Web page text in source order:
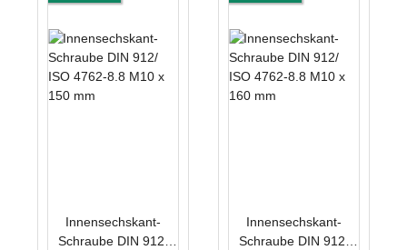
Innensechskant-
Schraube DIN 912/
Innensechskant-
Schraube DIN 912/